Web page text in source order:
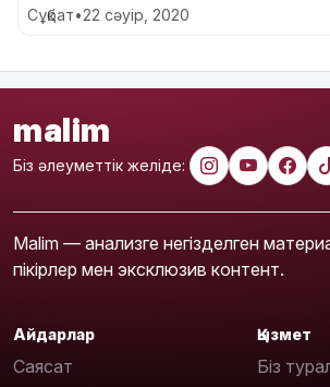
Сұқбат•22 сәуір, 2020
malim
Біз әлеуметтік желіде:
Malim — анализге негізделген
пікірлер мен эксклюзив контент.
Айдарлар
Саясат
Қызмет
Біз